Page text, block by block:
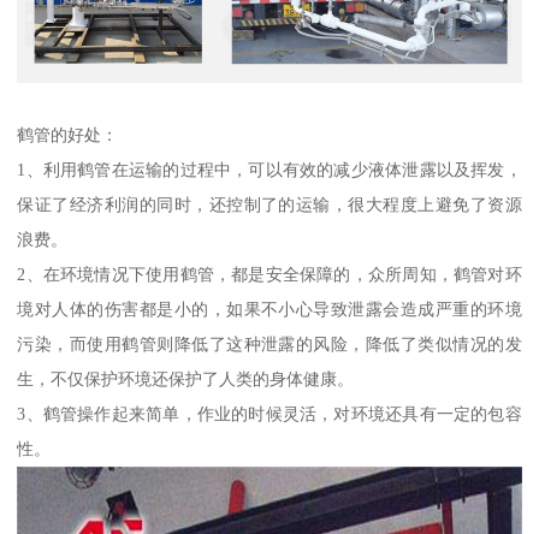
鹤管的好处：
1、利用鹤管在运输的过程中，可以有效的减少液体泄露以及挥发，
保证了经济利润的同时，还控制了的运输，很大程度上避免了资源
浪费。
2、在环境情况下使用鹤管，都是安全保障的，众所周知，鹤管对环
境对人体的伤害都是小的，如果不小心导致泄露会造成严重的环境
污染，而使用鹤管则降低了这种泄露的风险，降低了类似情况的发
生，不仅保护环境还保护了人类的身体健康。
3、鹤管操作起来简单，作业的时候灵活，对环境还具有一定的包容
性。